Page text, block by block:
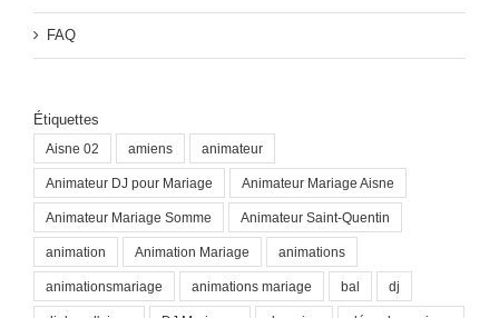
FAQ
Étiquettes
Aisne 02 amiens animateur
Animateur DJ pour Mariage Animateur Mariage Aisne
Animateur Mariage Somme Animateur Saint-Quentin
animation Animation Mariage animations
animationsmariage animations mariage bal dj